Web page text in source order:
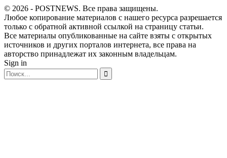
© 2026 - POSTNEWS. Все права защищены.
Любое копирование материалов с нашего ресурса разрешается
только с обратной активной ссылкой на страницу статьи.
Все материалы опубликованные на сайте взяты с открытых
источников и других порталов интернета, все права на
авторство принадлежат их законным владельцам.
Sign in